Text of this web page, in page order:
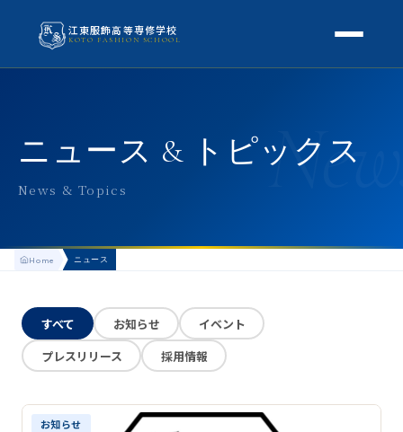
江東服飾高等専修学校
KOTO FASHION SCHOOL
アクセス
よくある質問
スクールライフ
生徒の1日
KOTO COLLECTION
卒業生インタビュー
募集要項
学費・助成金
推薦制度
ニュース & トピックス
News & Topics
Home ニュース
すべて お知らせ
イベント
プレスリリース
採用情報
お知らせ